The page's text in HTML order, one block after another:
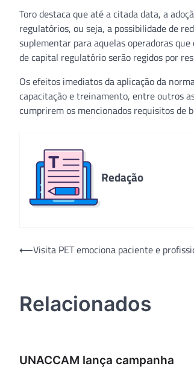
Toro destaca que até a citada data, a
regulatórios, ou seja, a possibilidade de
suplementar para aquelas operadoras
de capital regulatório serão regidos por
Os efeitos imediatos da aplicação da
capacitação e treinamento, entre outros
cumprirem os mencionados requisitos de
Redação
Navegação
⟵Visita PET emociona paciente e
Relacionados
UNACCAM lança campanha